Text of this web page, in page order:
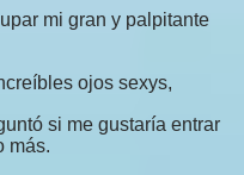
mi gran y palpitante
ojos sexys,
si me gustaría entrar
más.